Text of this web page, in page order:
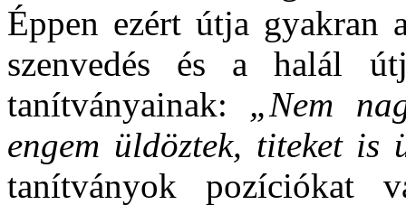
Éppen ezért útja gyakran
szenvedés és a halál
tanítványainak: „Nem
engem üldöztek, titeket is
tanítványok pozíciókat